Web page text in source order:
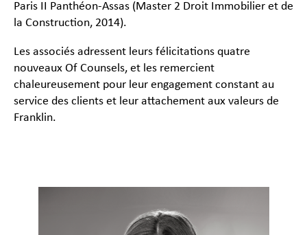
Paris II Panthéon-Assas (Master 2 Droit Immobilier et de
la Construction, 2014).
Les associés adressent leurs félicitations quatre
nouveaux Of Counsels, et les remercient
chaleureusement pour leur engagement constant au
service des clients et leur attachement aux valeurs de
Franklin.